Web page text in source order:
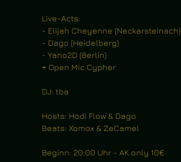
Live-Acts:
- Elijah Cheyenne (Neckarsteinach)
- Dago (Heidelberg)
- Yano2D (Berlin)
+ Open Mic Cypher
DJ: tba
Hosts: Hodi Flow & Dago
Beats: Xomox & ZeCamel
Beginn: 20:00 Uhr - AK only 10€